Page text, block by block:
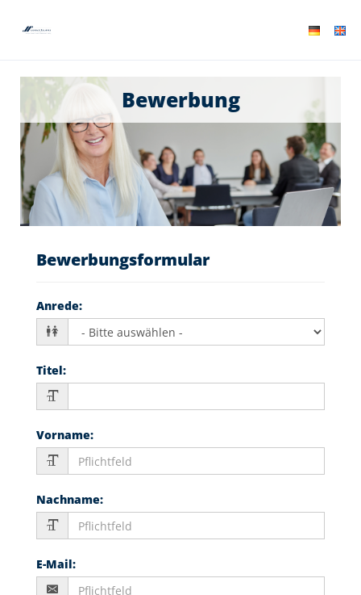
Bewerbung
Bewerbungsformular
Anrede:
Titel:
Vorname:
Nachname:
E-Mail: